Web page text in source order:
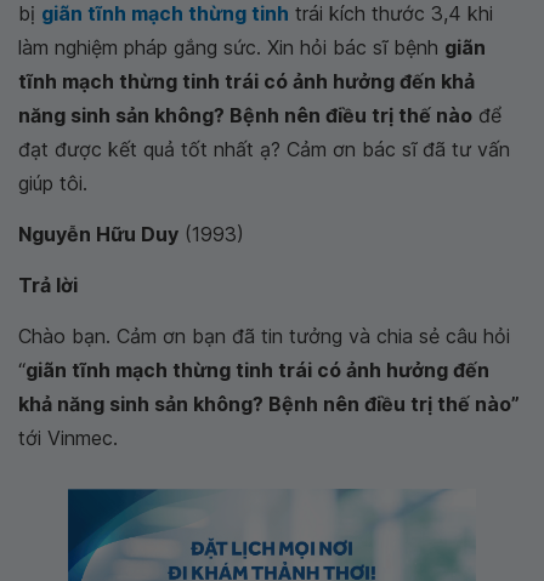
bị giãn tĩnh mạch thừng tinh trái kích thước 3,4 khi
làm nghiệm pháp gắng sức. Xin hỏi bác sĩ bệnh giãn
tĩnh mạch thừng tinh trái có ảnh hưởng đến khả
năng sinh sản không? Bệnh nên điều trị thế nào để
đạt được kết quả tốt nhất ạ? Cảm ơn bác sĩ đã tư vấn
giúp tôi.
Nguyễn Hữu Duy (1993)
Trả lời
Chào bạn. Cảm ơn bạn đã tin tưởng và chia sẻ câu hỏi
“giãn tĩnh mạch thừng tinh trái có ảnh hưởng đến
khả năng sinh sản không? Bệnh nên điều trị thế nào”
tới Vinmec.